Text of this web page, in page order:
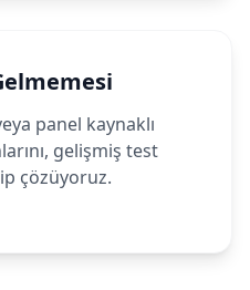
panel kaynaklı
gelişmiş test
çözüyoruz.